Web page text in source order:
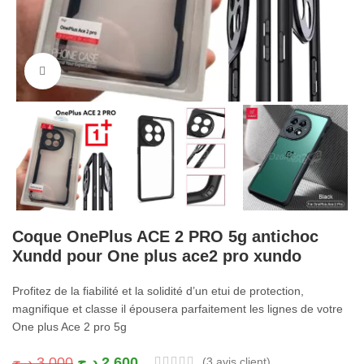
Cliquez pour agrandir
Coque OnePlus ACE 2 PRO 5g antichoc
Xundd pour One plus ace2 pro xundo
Profitez de la fiabilité et la solidité d’un etui de protection,
magnifique et classe il épousera parfaitement les lignes de votre
One plus Ace 2 pro 5g